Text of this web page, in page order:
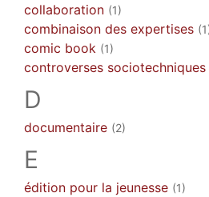
collaboration (1)
combinaison des expertises
comic book (1)
controverses sociotechniques
D
documentaire (2)
E
édition pour la jeunesse (1)